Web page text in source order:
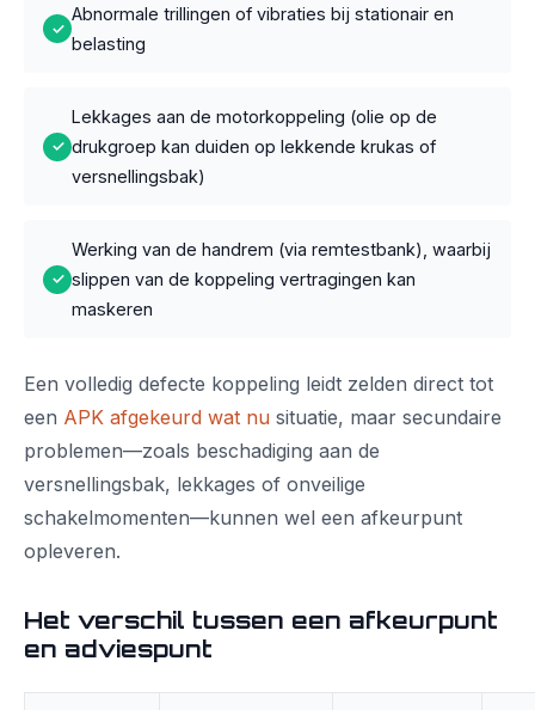
✓
Abnormale trillingen of vibraties bij stationair en
belasting
✓
Lekkages aan de motorkoppeling (olie op de
drukgroep kan duiden op lekkende krukas of
versnellingsbak)
✓
Werking van de handrem (via remtestbank), waarbij
slippen van de koppeling vertragingen kan
maskeren
Een volledig defecte koppeling leidt zelden direct tot
een APK afgekeurd wat nu situatie, maar secundaire
problemen—zoals beschadiging aan de
versnellingsbak, lekkages of onveilige
schakelmomenten—kunnen wel een afkeurpunt
opleveren.
Het verschil tussen een afkeurpunt
en adviespunt